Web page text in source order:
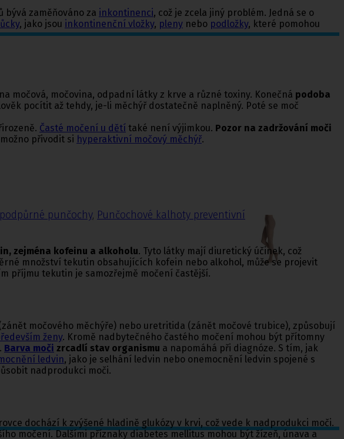
punčochy, Punčochové kalhoty preventivní
bývá zaměňováno za inkontinenci, což je zcela jiný problém. Jedná se o
, jako jsou inkontinenční vložky, pleny nebo podložky, které pomohou
močová, močovina, odpadní látky z krve a různé toxiny. Konečná podoba
pocítit až tehdy, je-li měchýř dostatečně naplněný. Poté se moč
Časté močení u dětí také není výjimkou. Pozor na zadržování moči
přivodit si hyperaktivní močový měchýř.
zejména kofeinu a alkoholu. Tyto látky mají diuretický účinek, což
množství tekutin obsahujících kofein nebo alkohol, může se projevit
příjmu tekutin je samozřejmě močení častější.
močového měchýře) nebo uretritida (zánět močové trubice), způsobují
ženy. Kromě nadbytečného častého močení mohou být přítomny
Barva moči zrcadlí stav organismu a napomáhá při diagnóze. S tím, jak
ledvin, jako je selhání ledvin nebo onemocnění ledvin spojené s
nadprodukci moči.
dochází k zvýšené hladině glukózy v krvi, což vede k nadprodukci moči.
močení. Dalšími příznaky diabetes mellitus mohou být žízeň, únava a